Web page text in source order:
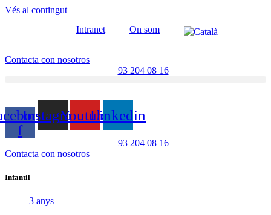
Vés al contingut
Intranet
On som
Contacta con nosotros
93 204 08 16
f
InstagramYoutubeLinkedin
93 204 08 16
Contacta con nosotros
Infantil
3 anys